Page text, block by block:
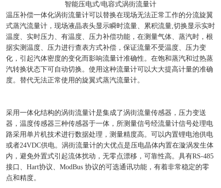
智能压电式/电容式涡街流量计
温压补偿一体化涡街流量计可以替换在现场无法正常工作的分流旋翼
式蒸汽流量计，现场液晶表头显示瞬时流量、累积流量,切换显示实时
温度、实时压力、有温度、压力补偿功能，在测量气体、蒸汽时，根
据实测温度、压力进行查表方式补偿，保证流量不受温度、压力变
化，引起汽体密度的变化而影响流量计准确性。在饱和蒸汽和过热蒸
汽转换状态下可自动切换。使用这种流量计可以大大提高计量的准确
度。替代无法正常使用的旋翼式蒸汽流量计。
采用一体化结构的涡街流量计是集成了涡街流量传感器，压力变送
器，温度传感器三种传感器于一体，所测量信号经流量计信号处理电
路采用单片机技术进行数据处理，测量精度高。可以内置锂电池供电
或者24VDC供电。涡街流量计的大优点是压电晶体内置在漩涡发生体
内，避免外置式引起流体扰动，无零点漂移，可靠性高。具有RS-485
接口、Hart协议、ModBus 协议的可选通讯功能，有着非常稳定的零
点和精度。